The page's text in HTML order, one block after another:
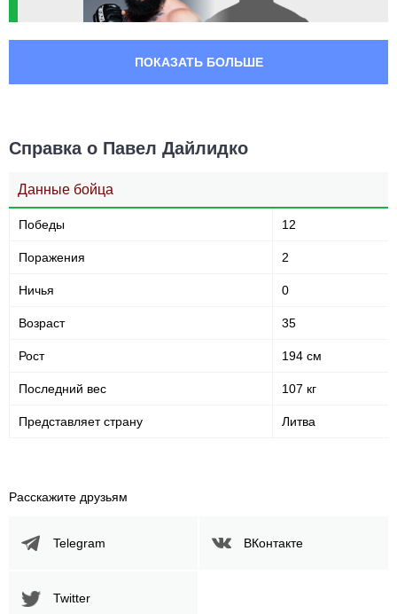
ПОКАЗАТЬ БОЛЬШЕ
Справка о Павел Дайлидко
Данные бойца
Победы 12
Поражения 2
Ничья 0
Возраст 35
Рост 194 см
Последний вес 107 кг
Представляет страну Литва
Расскажите друзьям
Telegram ВКонтакте
Twitter